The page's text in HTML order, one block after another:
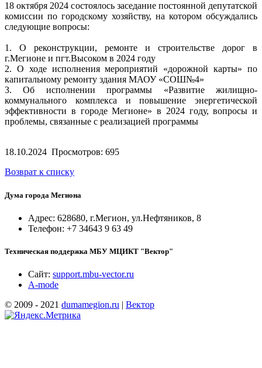
18 октября 2024 состоялось заседание постоянной депутатской
комиссии по городскому хозяйству, на котором обсуждались
следующие вопросы:
1. О реконструкции, ремонте и строительстве дорог в
г.Мегионе и пгт.Высоком в 2024 году
2. О ходе исполнения мероприятий «дорожной карты» по
капитальному ремонту здания МАОУ «СОШ№4»
3. Об исполнении программы «Развитие жилищно-
коммунального комплекса и повышение энергетической
эффективности в городе Мегионе» в 2024 году, вопросы и
проблемы, связанные с реализацией программы
18.10.2024 Просмотров: 695
Возврат к списку
Дума города Мегиона
Адрес: 628680, г.Мегион, ул.Нефтяников, 8
Телефон: +7 34643 9 63 49
Техническая поддержка МБУ МЦИКТ "Вектор"
Сайт: support.mbu-vector.ru
A-mode
© 2009 - 2021 dumamegion.ru | Вектор